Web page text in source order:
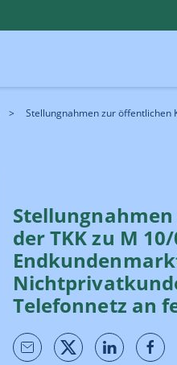
Stellungnahmen zur öffentlichen
der TKK zu M
Telefonnetz an